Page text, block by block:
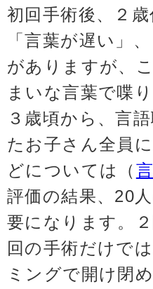
初回手術後、２
「言葉が遅い」
がありますが、
まいな言葉で喋
３歳頃から、言
たお子さん全員
どについては（
評価の結果、20
要になります。
回の手術だけで
ミングで開け閉